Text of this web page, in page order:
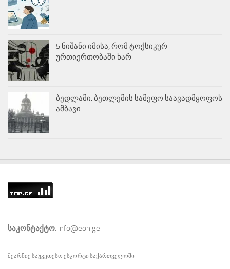
5 ნიშანი იმისა, რომ ტოქსიკურ
ურთიერთობაში ხარ
ბედლამი: ბეთლემის სამეფო საავადმყოფოს
ამბავი
საკონტაქტო: info@eon.ge
შეარჩიე საუკეთესო ესკორტი საქართველოში